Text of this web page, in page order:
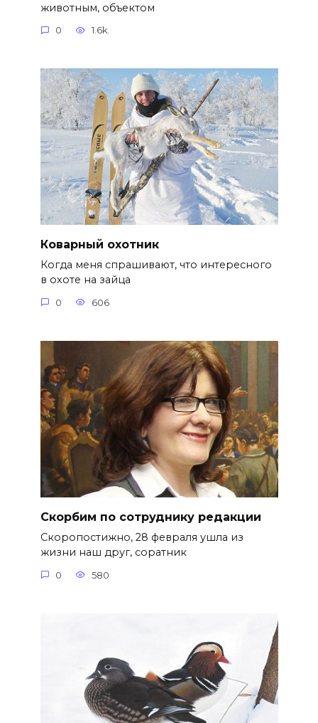
животным, объектом
0 1.6k.
Коварный охотник
Когда меня спрашивают, что интересного
в охоте на зайца
0 606
Скорбим по сотруднику редакции
Скоропостижно, 28 февраля ушла из
жизни наш друг, соратник
0 580